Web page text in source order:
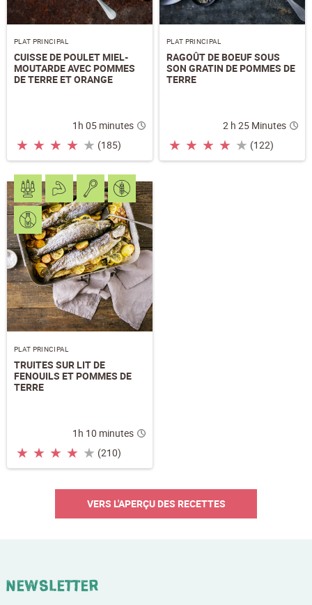
PLAT PRINCIPAL
CUISSE DE POULET MIEL-
MOUTARDE AVEC POMMES
DE TERRE ET ORANGE
1h 05 minutes
★ ★ ★ ★ ★ (185)
PLAT PRINCIPAL
RAGOÛT DE BOEUF SOUS
SON GRATIN DE POMMES DE
TERRE
2 h 25 Minutes
★ ★ ★ ★ ★ (122)
PLAT PRINCIPAL
TRUITES SUR LIT DE
FENOUILS ET POMMES DE
TERRE
1h 10 minutes
★ ★ ★ ★ ★ (210)
VERS L'APERÇU DES RECETTES
Newsletter